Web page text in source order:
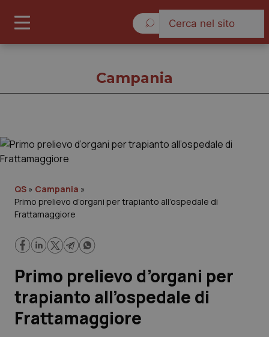
Governo e Parlamento
Regioni e Asl
Lavoro e Professioni
Scienza e Farmaci
Studi e Analisi
Campania
QS » Campania »
Primo prelievo d’organi per trapianto all’ospedale di
Frattamaggiore
Primo prelievo d’organi per
trapianto all’ospedale di
Frattamaggiore